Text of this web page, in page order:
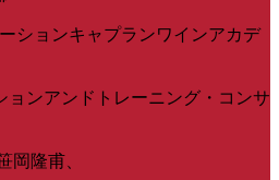
ションキャプランワインアカデ
ョンアンドトレーニング・コンサ
岡隆甫、